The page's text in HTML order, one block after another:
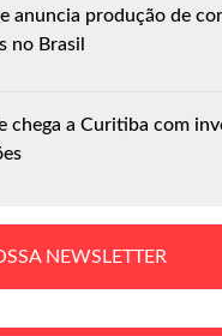
anuncia produção de
no Brasil
chega a Curitiba com
NEWSLETTER